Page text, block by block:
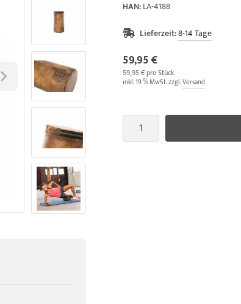
HAN:LA-4188
Lieferzeit:8-14 Tage
59,95 €
59,95 € pro Stück
inkl. 19 % MwSt. zzgl.Versand